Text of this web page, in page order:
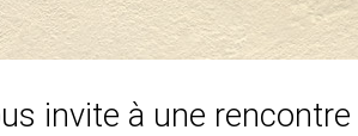
invite à une